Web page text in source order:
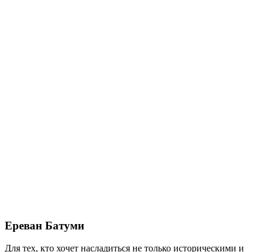
Ереван Батуми
Для тех, кто хочет насладиться не только историческими и